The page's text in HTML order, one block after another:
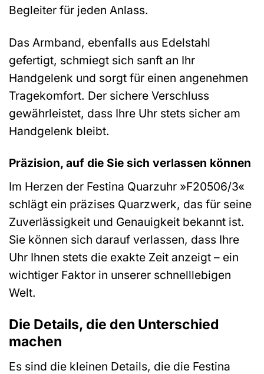
Begleiter für jeden Anlass.
Das Armband, ebenfalls aus Edelstahl
gefertigt, schmiegt sich sanft an Ihr
Handgelenk und sorgt für einen angenehmen
Tragekomfort. Der sichere Verschluss
gewährleistet, dass Ihre Uhr stets sicher am
Handgelenk bleibt.
Präzision, auf die Sie sich verlassen können
Im Herzen der Festina Quarzuhr »F20506/3«
schlägt ein präzises Quarzwerk, das für seine
Zuverlässigkeit und Genauigkeit bekannt ist.
Sie können sich darauf verlassen, dass Ihre
Uhr Ihnen stets die exakte Zeit anzeigt – ein
wichtiger Faktor in unserer schnelllebigen
Welt.
Die Details, die den Unterschied
machen
Es sind die kleinen Details, die die Festina